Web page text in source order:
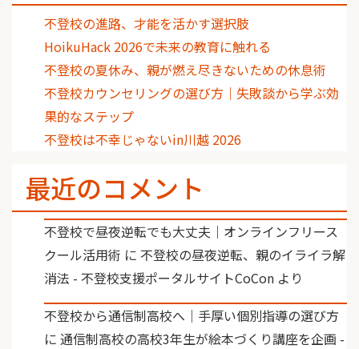
不登校の進路、才能を活かす選択肢
HoikuHack 2026で未来の教育に触れる
不登校の夏休み、親が燃え尽きないための休息術
不登校カウンセリングの選び方｜失敗談から学ぶ効
果的なステップ
不登校は不幸じゃないin川越 2026
最近のコメント
不登校で昼夜逆転でも大丈夫｜オンラインフリース
クール活用術 に 不登校の昼夜逆転、親のイライラ解
消法 - 不登校支援ポータルサイトCoCon より
不登校から通信制高校へ｜手厚い個別指導の選び方
に 通信制高校の高校3年生が絵本づくり講座を企画 -